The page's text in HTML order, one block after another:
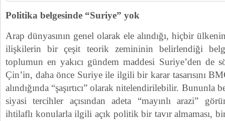
Politika belgesinde “Suriye” yok
Arap dünyasının genel olarak ele alındığı, hiçbir
ilişkilerin bir çeşit teorik zemininin belirlendiği
toplumun en yakıcı gündem maddesi Suriye’den de
Çin’in, daha önce Suriye ile ilgili bir karar tasarısını
alındığında “şaşırtıcı” olarak nitelendirilebilir. Bununla
siyasi tercihler açısından adeta “mayınlı arazi”
ihtilaflı konularla ilgili açık politik bir tavır almaması,